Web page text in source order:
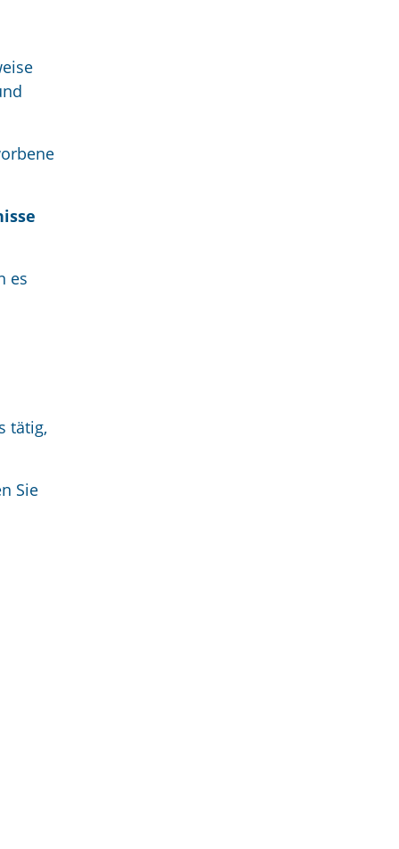
es
tätig,
Sie